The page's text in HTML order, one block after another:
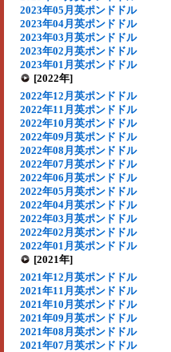
2023年05月英ポンドドル
2023年04月英ポンドドル
2023年03月英ポンドドル
2023年02月英ポンドドル
2023年01月英ポンドドル
[2022年]
2022年12月英ポンドドル
2022年11月英ポンドドル
2022年10月英ポンドドル
2022年09月英ポンドドル
2022年08月英ポンドドル
2022年07月英ポンドドル
2022年06月英ポンドドル
2022年05月英ポンドドル
2022年04月英ポンドドル
2022年03月英ポンドドル
2022年02月英ポンドドル
2022年01月英ポンドドル
[2021年]
2021年12月英ポンドドル
2021年11月英ポンドドル
2021年10月英ポンドドル
2021年09月英ポンドドル
2021年08月英ポンドドル
2021年07月英ポンドドル